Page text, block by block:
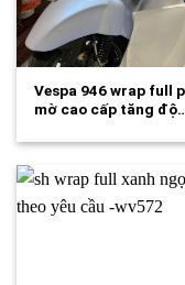
Vespa 946 wrap full
mờ cao cấp tăng